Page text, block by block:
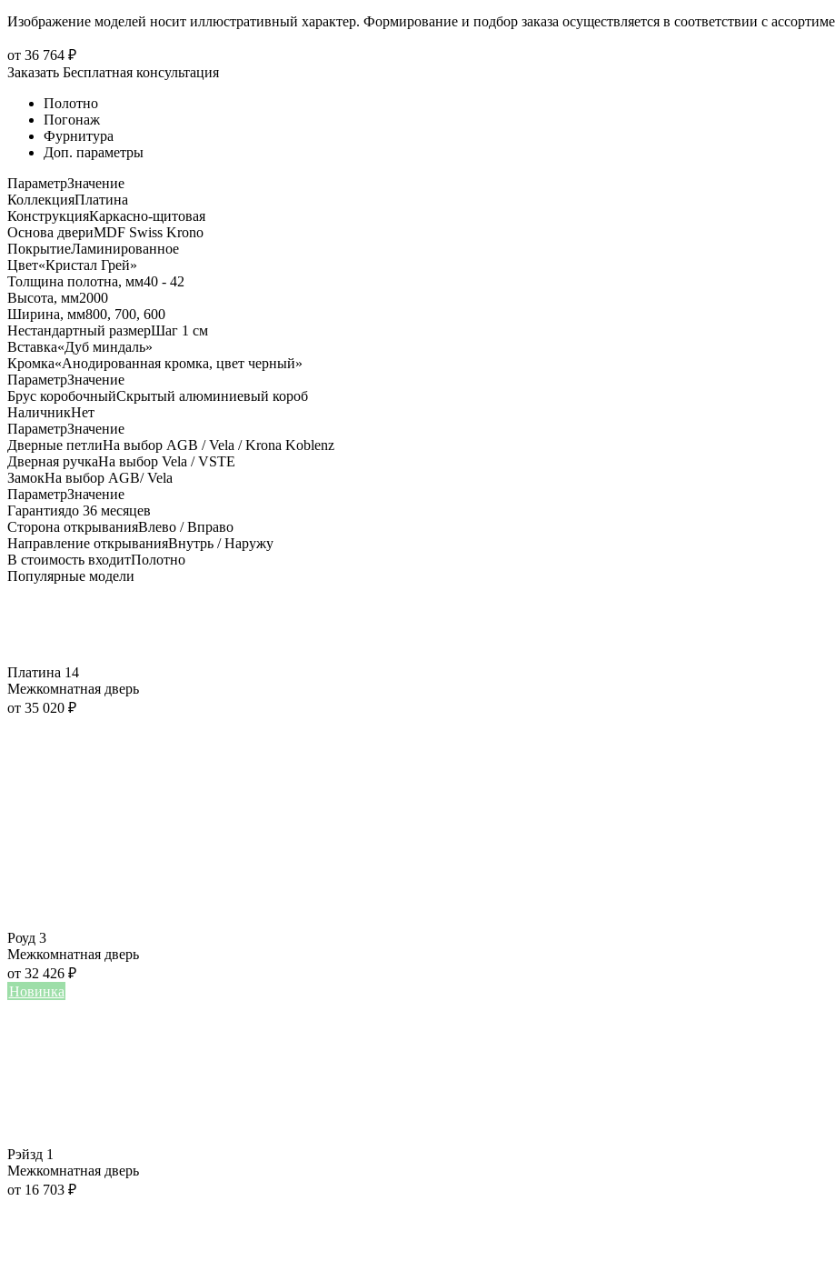
Изображение моделей носит иллюстративный характер. Формирование и подбор заказа осуществляется в соответствии с
от 36 764 ₽
Заказать Бесплатная консультация
Полотно
Погонаж
Фурнитура
Доп. параметры
ПараметрЗначение
КоллекцияПлатина
КонструкцияКаркасно-щитовая
Основа двериMDF Swiss Krono
ПокрытиеЛаминированное
Цвет«Кристал Грей»
Толщина полотна, мм40 - 42
Высота, мм2000
Ширина, мм800, 700, 600
Нестандартный размерШаг 1 см
Вставка«Дуб миндаль»
Кромка«Анодированная кромка, цвет черный»
ПараметрЗначение
Брус коробочныйСкрытый алюминиевый короб
НаличникНет
ПараметрЗначение
Дверные петлиНа выбор AGB / Vela / Krona Koblenz
Дверная ручкаНа выбор Vela / VSTE
ЗамокНа выбор AGB/ Vela
ПараметрЗначение
Гарантиядо 36 месяцев
Сторона открыванияВлево / Вправо
Направление открыванияВнутрь / Наружу
В стоимость входитПолотно
Популярные модели
Платина 14
Межкомнатная дверь
от 35 020 ₽
Роуд 3
Межкомнатная дверь
от 32 426 ₽
Новинка
Рэйзд 1
Межкомнатная дверь
от 16 703 ₽